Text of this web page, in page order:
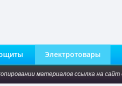
Электротовары
материалов ссылка на сайт